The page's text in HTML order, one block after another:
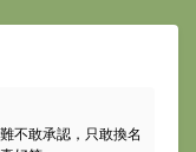
不敢承認，只敢換名